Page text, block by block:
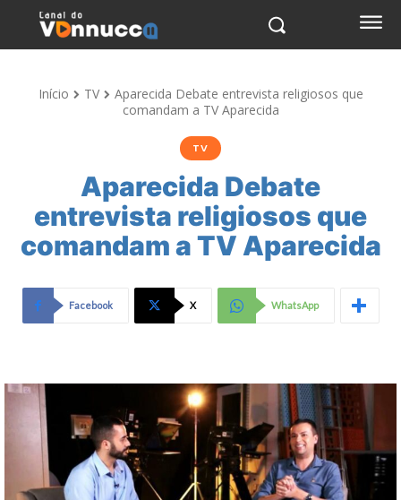
Início TV
Aparecida Debate entrevista religiosos que
comandam a TV Aparecida
TV
Aparecida Debate
entrevista religiosos que
comandam a TV Aparecida
Facebook X WhatsApp